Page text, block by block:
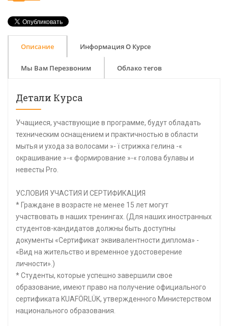
Описание Информация О Курсе
Мы Вам Перезвоним Облако тегов
Детали Курса
Учащиеся, участвующие в программе, будут обладать
техническим оснащением и практичностью в области
мытья и ухода за волосами »- ï стрижка гелина -«
окрашивание »-« формирование »-« голова булавы и
невесты Pro.
УСЛОВИЯ УЧАСТИЯ И СЕРТИФИКАЦИЯ
* Граждане в возрасте не менее 15 лет могут
участвовать в наших тренингах. (Для наших иностранных
студентов-кандидатов должны быть доступны
документы «Сертификат эквивалентности диплома» -
«Вид на жительство и временное удостоверение
личности».)
* Студенты, которые успешно завершили свое
образование, имеют право на получение официального
сертификата KUAFÖRLÜK, утвержденного Министерством
национального образования.